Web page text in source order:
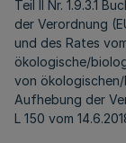
Teil II Nr. 1.9.3.1
der Verordnung
und des Rates
ökologische/
von
Aufhebung der
L 150 vom